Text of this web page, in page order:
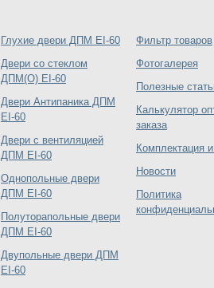
Глухие двери ДПМ EI-60
Двери со стеклом
ДПМ(О) EI-60
Двери Антипаника ДПМ
EI-60
Двери с вентиляцией
ДПМ EI-60
Однопольные двери
ДПМ EI-60
Полуторапольные двери
ДПМ EI-60
Двупольные двери ДПМ
EI-60
Фильтр товаров
Фотогалерея
Полезные
Калькулятор
заказа
Комплектация
Новости
Политика